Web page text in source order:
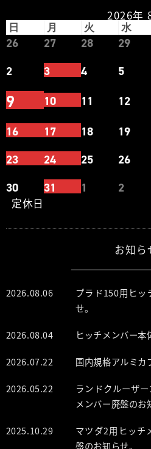
2026年
日 月 火 水
26 27 28 29
2
3 4 5
9 10 11 12
16
17 18 19
23
24 25 26
30
31 1 2
定休日
お知ら
2026.08.06
プラド150用ヒッ
せ。
2026.08.04 ヒッチメンバー本
2026.07.22 国内規格アルミカ
2026.05.22
ランドクルーザ
メンバー廃盤のお
2025.10.29
マツダ2用ヒッチ
盤のお知らせ。